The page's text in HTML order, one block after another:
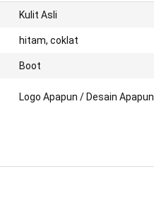
Kulit Asli
hitam, coklat
Boot
Logo Apapun / Desain Apapun